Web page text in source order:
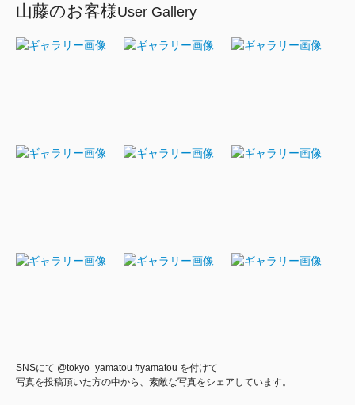
山藤のお客様User Gallery
SNSにて @tokyo_yamatou #yamatou を付けて
写真を投稿頂いた方の中から、素敵な写真をシェアしています。